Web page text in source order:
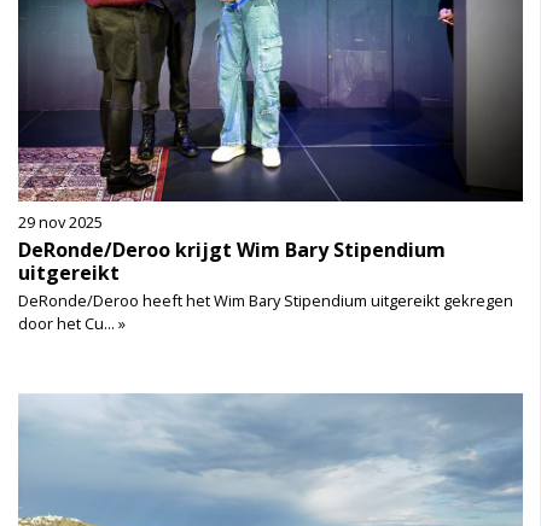
29 nov 2025
DeRonde/Deroo krijgt Wim Bary Stipendium
uitgereikt
DeRonde/Deroo heeft het Wim Bary Stipendium uitgereikt gekregen
door het Cu... »